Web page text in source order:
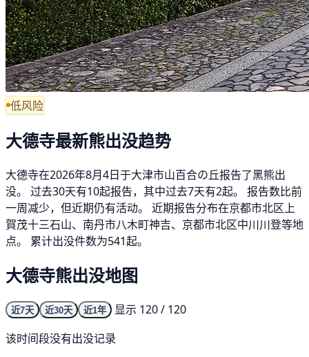
低风险
大德寺最新熊出没趋势
大德寺在2026年8月4日于大津市山百合の丘报告了黑熊出
没。 过去30天有10起报告，其中过去7天有2起。 报告数比前
一周减少，但近期仍有活动。 近期报告分布在京都市北区上
賀茂十三石山、南丹市八木町神吉、京都市北区中川川登等地
点。 累计出没件数为541起。
大德寺熊出没地图
近7天 近30天 近1年
显示 120 / 120
该时间段没有出没记录